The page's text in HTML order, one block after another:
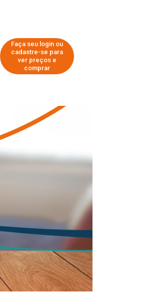
Faça seu login ou
cadastre-se para
ver preços e
comprar